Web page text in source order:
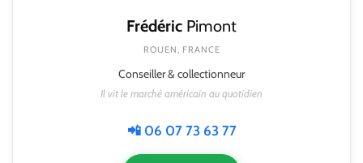
Frédéric Pimont
ROUEN, FRANCE
Conseiller & collectionneur
Il vit le marché américain au quotidien
📲 06 07 73 63 77